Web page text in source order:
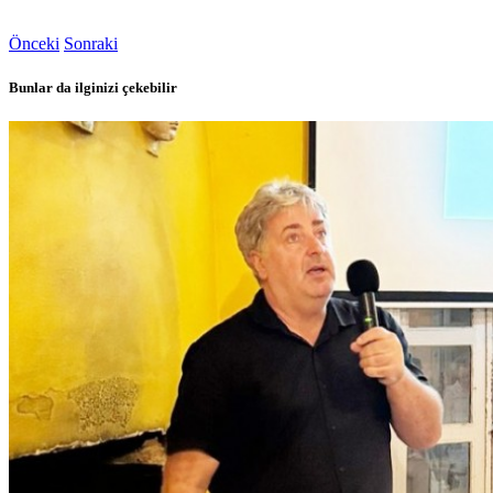
Önceki Sonraki
Bunlar da ilginizi çekebilir